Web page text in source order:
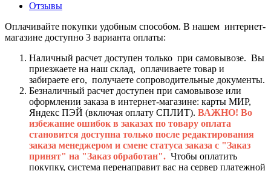
Отзывы
Оплачивайте покупки удобным способом. В нашем интернет-
магазине доступно 3 варианта оплаты:
Наличный расчет доступен только при самовывозе. Вы
приезжаете на наш склад, оплачиваете товар и
забираете его, получаете сопроводительные документы.
Безналичный расчет доступен при самовывозе или
оформлении заказа в интернет-магазине: карты МИР,
Яндекс ПЭЙ (включая оплату СПЛИТ). ВАЖНО! Во
избежание ошибок в заказах по товару оплата
становится доступна только после редактирования
заказа менеджером и смене статуса заказа с "Заказ
принят" на "Заказ обработан". Чтобы оплатить
покупку, система перенаправит вас на сервер платежной